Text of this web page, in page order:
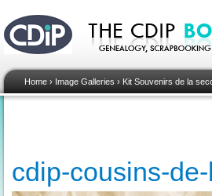
Home › Image Galleries › Kit Souvenirs de la
cdip-cousins-